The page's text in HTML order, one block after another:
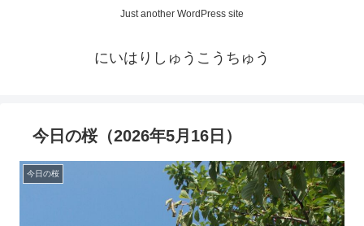
Just another WordPress site
にいはりしゅうこうちゅう
今日の桜（2026年5月16日）
今日の桜